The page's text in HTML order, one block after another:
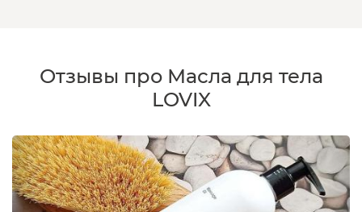
Отзывы про Масла для тела
LOVIX